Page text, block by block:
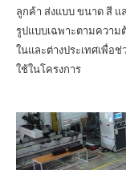
ลูกค้า ส่งแบบ ขนาด สี แ
รูปแบบเฉพาะตามความ
ในและต่างประเทศเพื่อ
ใช้ในโครงการ